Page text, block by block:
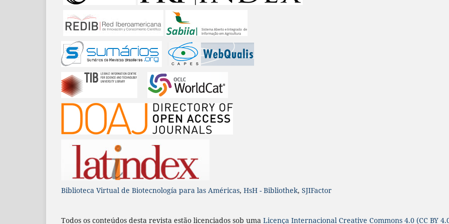
Biblioteca Virtual de Biotecnología para las Américas, HsH - Bibliothek, SJIFactor
Todos os conteúdos desta revista estão licenciados sob uma Licença Internacional Creative Commons 4.0 (CC BY